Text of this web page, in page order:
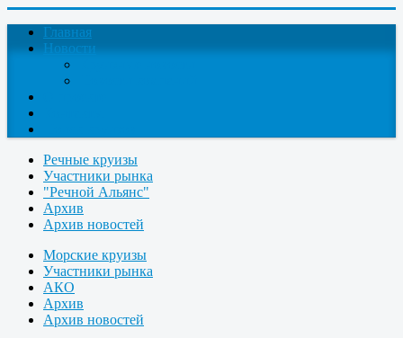
Главная
Новости
Речные круизы
Участники рынка
"Речной Альянс"
Архив
Архив новостей
Морские круизы
Участники рынка
АКО
Архив
Архив новостей